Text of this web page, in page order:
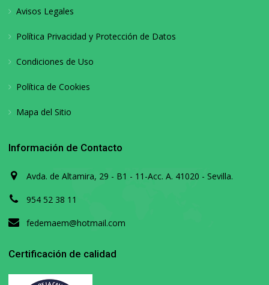
Avisos Legales
Política Privacidad y Protección de Datos
Condiciones de Uso
Política de Cookies
Mapa del Sitio
Información de Contacto
Avda. de Altamira, 29 - B1 - 11-Acc. A. 41020 - Sevilla.
954 52 38 11
fedemaem@hotmail.com
Certificación de calidad